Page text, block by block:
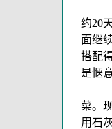
酸
约20
面继
搭配
是惬意
第
菜。
用石